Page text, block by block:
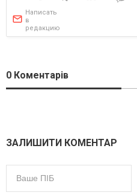
Написать
в
редакцию
0 Коментарів
ЗАЛИШИТИ КОМЕНТАР